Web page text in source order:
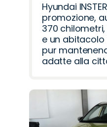
Hyundai
promozione,
370
e un
pur
adatte alla